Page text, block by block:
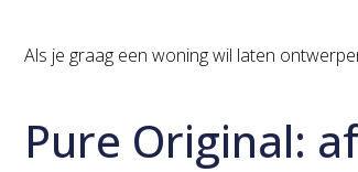
Als je graag een woning wil laten
Pure Original: